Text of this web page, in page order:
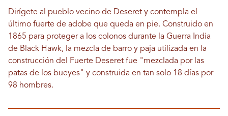
Dirígete al pueblo vecino de Deseret y contempla el
último fuerte de adobe que queda en pie. Construido en
1865 para proteger a los colonos durante la Guerra India
de Black Hawk, la mezcla de barro y paja utilizada en la
construcción del Fuerte Deseret fue "mezclada por las
patas de los bueyes" y construida en tan solo 18 días por
98 hombres.